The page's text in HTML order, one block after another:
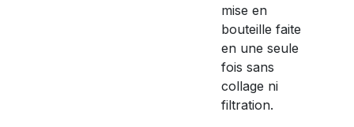
mise en
bouteille faite
en une seule
fois sans
collage ni
filtration.